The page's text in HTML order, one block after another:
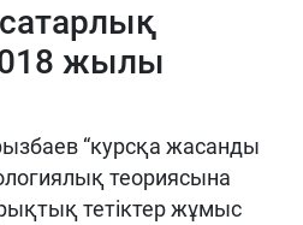
жылы
“курсқа жасанды
теориясына
тетіктер жұмыс